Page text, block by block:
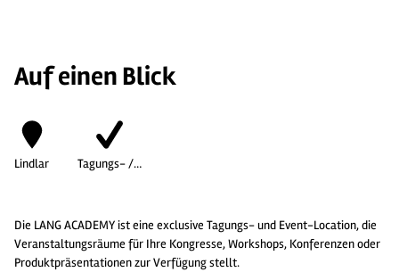
Auf einen Blick
Lindlar Tagungs- /…
Die LANG ACADEMY ist eine exclusive Tagungs- und Event-Location, die
Veranstaltungsräume für Ihre Kongresse, Workshops, Konferenzen oder
Produktpräsentationen zur Verfügung stellt.